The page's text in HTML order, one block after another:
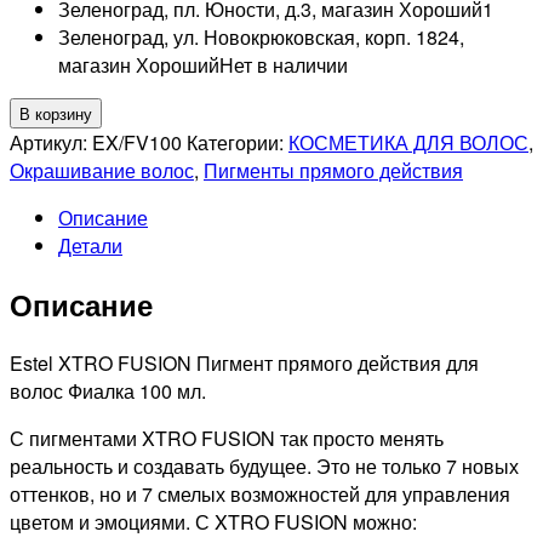
Зеленоград, пл. Юности, д.3, магазин Хороший1
Зеленоград, ул. Новокрюковская, корп. 1824,
магазин ХорошийНет в наличии
Количество
товара
ESTEL
XTRO
FUSION
Пигмент
действия
для
100мл
В корзину
Артикул: EX/FV100 Категории: КОСМЕТИКА ДЛЯ ВОЛОС,
Окрашивание волос, Пигменты прямого действия
Описание
Детали
Описание
Estel XTRO FUSION Пигмент прямого действия для
волос Фиалка 100 мл.
С пигментами XTRO FUSION так просто менять
реальность и создавать будущее. Это не только 7 новых
оттенков, но и 7 смелых возможностей для управления
цветом и эмоциями. С XTRO FUSION можно: